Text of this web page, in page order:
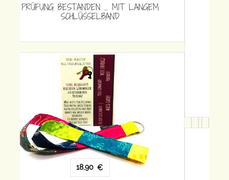
PRÜFUNG BESTANDEN … MIT KURZEM
SCHLÜSSELBAND
15,90